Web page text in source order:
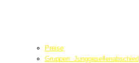
Preise
Gruppen: Junggesellenabschied